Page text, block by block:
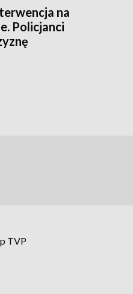
na
Policjanci
TVP